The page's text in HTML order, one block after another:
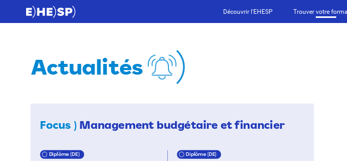
Découvrir l'EHESP Trouver votre
Focus ) Management budgétaire et financier
Diplôme (DE) Diplôme (DE)
Actualités